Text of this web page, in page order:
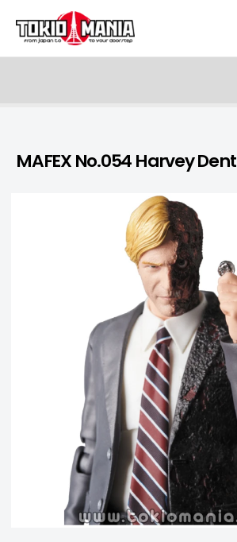
Skip to content
MAFEX No.054 Harvey Dent